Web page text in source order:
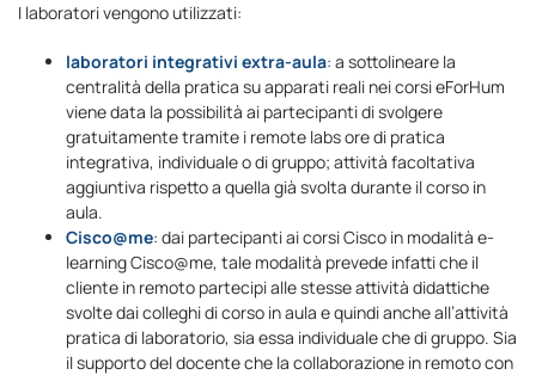
I laboratori vengono utilizzati:
laboratori integrativi extra-aula: a sottolineare la
centralità della pratica su apparati reali nei corsi eForHum
viene data la possibilità ai partecipanti di svolgere
gratuitamente tramite i remote labs ore di pratica
integrativa, individuale o di gruppo; attività facoltativa
aggiuntiva rispetto a quella già svolta durante il corso in
aula.
Cisco@me: dai partecipanti ai corsi Cisco in modalità e-
learning Cisco@me, tale modalità prevede infatti che il
cliente in remoto partecipi alle stesse attività didattiche
svolte dai colleghi di corso in aula e quindi anche all’attività
pratica di laboratorio, sia essa individuale che di gruppo. Sia
il supporto del docente che la collaborazione in remoto con